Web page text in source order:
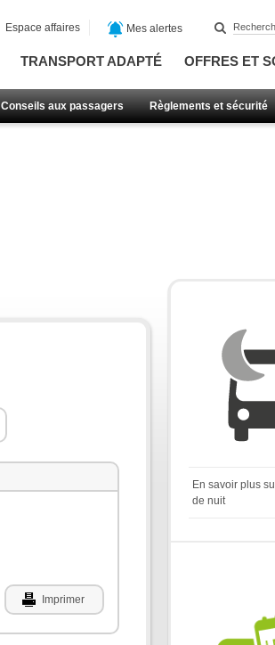
TRANSPORT ADAPTÉ OFFRES ET
Conseils aux passagers Règlements et sécurité
Espace affaires Mes alertes
Imprimer
En savoir plus
de nuit